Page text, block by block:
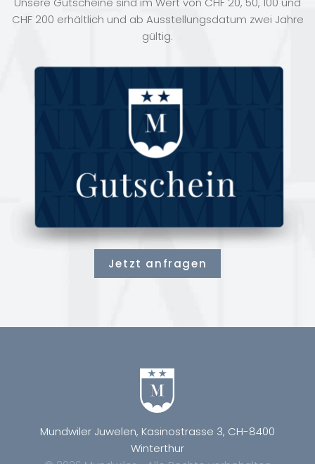
CHF 200 erhältlich und ab Ausstellungsdatum zwei Jahre
gültig.
Jetzt anfragen
Mundwiler Juwelen, Kasinostrasse 3, CH-8400
Winterthur